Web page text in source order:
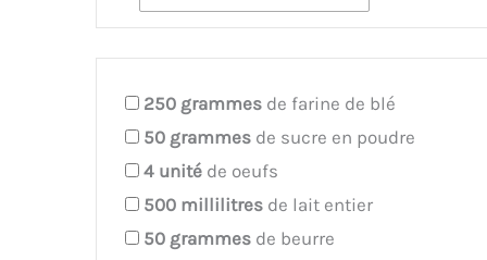
250 grammes de farine de blé
50 grammes de sucre en poudre
4 unité de oeufs
500 millilitres de lait entier
50 grammes de beurre